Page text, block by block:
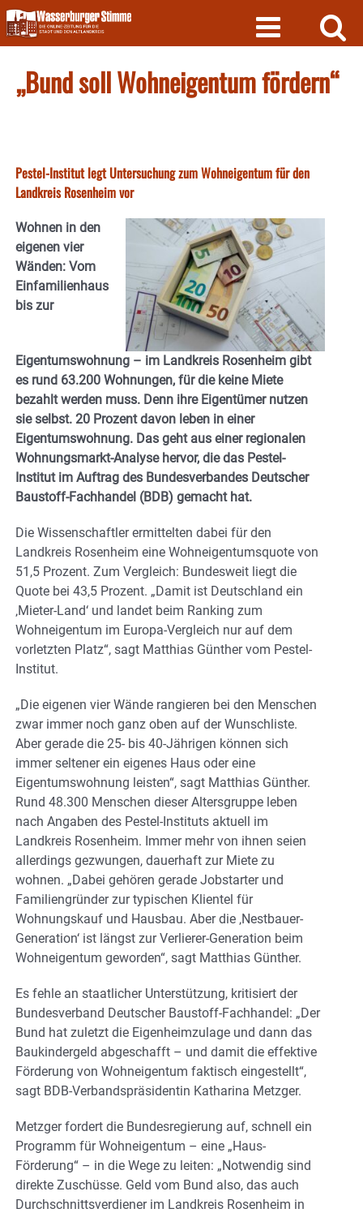
Skip
to
content
„Bund soll Wohneigentum fördern“
Pestel-Institut legt Untersuchung zum Wohneigentum für den
Landkreis Rosenheim vor
Wohnen in den
eigenen vier
Wänden: Vom
Einfamilienhaus
bis zur
Eigentumswohnung – im Landkreis Rosenheim gibt
es rund 63.200 Wohnungen, für die keine Miete
bezahlt werden muss. Denn ihre Eigentümer nutzen
sie selbst. 20 Prozent davon leben in einer
Eigentumswohnung. Das geht aus einer regionalen
Wohnungsmarkt-Analyse hervor, die das Pestel-
Institut im Auftrag des Bundesverbandes Deutscher
Baustoff-Fachhandel (BDB) gemacht hat.
Die Wissenschaftler ermittelten dabei für den
Landkreis Rosenheim eine Wohneigentumsquote von
51,5 Prozent. Zum Vergleich: Bundesweit liegt die
Quote bei 43,5 Prozent. „Damit ist Deutschland ein
‚Mieter-Land‘ und landet beim Ranking zum
Wohneigentum im Europa-Vergleich nur auf dem
vorletzten Platz“, sagt Matthias Günther vom Pestel-
Institut.
„Die eigenen vier Wände rangieren bei den Menschen
zwar immer noch ganz oben auf der Wunschliste.
Aber gerade die 25- bis 40-Jährigen können sich
immer seltener ein eigenes Haus oder eine
Eigentumswohnung leisten“, sagt Matthias Günther.
Rund 48.300 Menschen dieser Altersgruppe leben
nach Angaben des Pestel-Instituts aktuell im
Landkreis Rosenheim. Immer mehr von ihnen seien
allerdings gezwungen, dauerhaft zur Miete zu
wohnen. „Dabei gehören gerade Jobstarter und
Familiengründer zur typischen Klientel für
Wohnungskauf und Hausbau. Aber die ‚Nestbauer-
Generation‘ ist längst zur Verlierer-Generation beim
Wohneigentum geworden“, sagt Matthias Günther.
Es fehle an staatlicher Unterstützung, kritisiert der
Bundesverband Deutscher Baustoff-Fachhandel: „Der
Bund hat zuletzt die Eigenheimzulage und dann das
Baukindergeld abgeschafft – und damit die effektive
Förderung von Wohneigentum faktisch eingestellt“,
sagt BDB-Verbandspräsidentin Katharina Metzger.
Metzger fordert die Bundesregierung auf, schnell ein
Programm für Wohneigentum – eine „Haus-
Förderung“ – in die Wege zu leiten: „Notwendig sind
direkte Zuschüsse. Geld vom Bund also, das auch
Durchschnittsverdiener im Landkreis Rosenheim in